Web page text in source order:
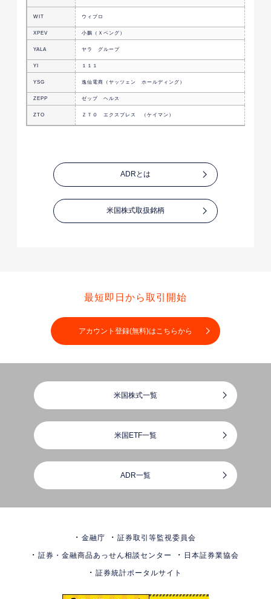
WIT ウィプロ
XPEV 小鵬（Ｘペング）
YALA ヤラ グループ
YI １１１
YSG 逸仙電商（ヤッツェン ホールディング）
ZEPP ゼップ ヘルス
ZTO ＺＴＯ エクスプレス （ケイマン）
ADRとは
米国株式取扱銘柄
最短即日から取引開始
アカウント登録(無料)はこちらから
米国株式一覧
米国ETF一覧
ADR一覧
金融庁 証券取引等監視委員会
証券・金融商品あっせん相談センター 日本証券業協会
証券統計ポータルサイト